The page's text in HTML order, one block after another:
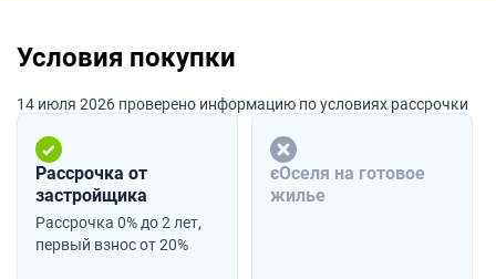
Условия покупки
14 июля 2026 проверено информацию по условиях рассрочки
Рассрочка от
застройщика
Рассрочка 0% до 2 лет,
первый взнос от 20%
єОселя на готовое
жилье